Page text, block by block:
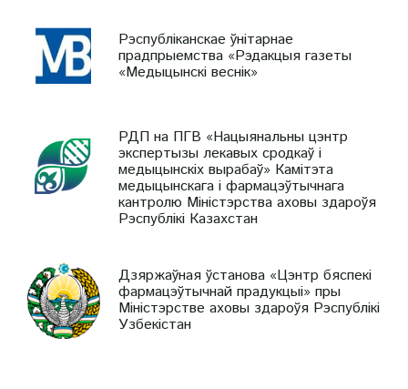
Рэспубліканскае ўнітарнае
прадпрыемства «Рэдакцыя газеты
«Медыцынскі веснік»
РДП на ПГВ «Нацыянальны цэнтр
экспертызы лекавых сродкаў і
медыцынскіх вырабаў» Камітэта
медыцынскага і фармацэўтычнага
кантролю Міністэрства аховы здароўя
Рэспублікі Казахстан
Дзяржаўная ўстанова «Цэнтр бяспекі
фармацэўтычнай прадукцыі» пры
Міністэрстве аховы здароўя Рэспублікі
Узбекістан